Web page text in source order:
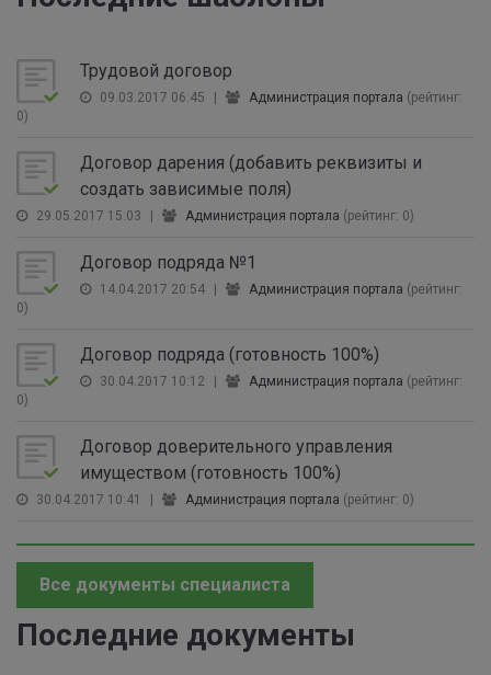
Трудовой договор
09.03.2017 06:45 | Администрация портала (рейтинг:
0)
Договор дарения (добавить реквизиты и
создать зависимые поля)
29.05.2017 15:03 | Администрация портала (рейтинг: 0)
Договор подряда №1
14.04.2017 20:54 | Администрация портала (рейтинг:
0)
Договор подряда (готовность 100%)
30.04.2017 10:12 | Администрация портала (рейтинг:
0)
Договор доверительного управления
имуществом (готовность 100%)
30.04.2017 10:41 | Администрация портала (рейтинг: 0)
Все документы специалиста
Последние документы